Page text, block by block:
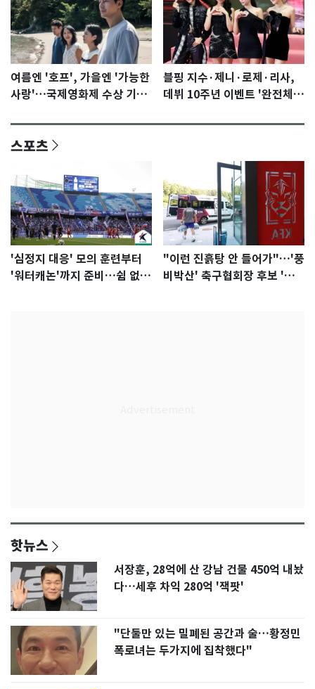
여름엔 '호프', 가을엔 '가능한
사랑'…국제영화제 수상 기대
블핑 지수·제니·로제·리사,
데뷔 10주년 이벤트 '완전체'
스포츠
'심정지 대응' 모의 훈련부터
'워터캐논'까지 준비…쉼 없는
"이런 진흙탕 안 들어가"…'풍
비박산' 축구협회장 후보 '실
핫뉴스
서장훈, 28억에 산 강남 건물 450억 내놨
다…세후 차익 280억 '잭팟'
"단둘만 있는 밀폐된 공간과 술…황정민
폭로녀는 두가지에 집착했다"